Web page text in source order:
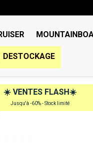
DESTOCKAGE
☀️ VENTES FLASH☀️
Jusqu'à -60% - Stock limité